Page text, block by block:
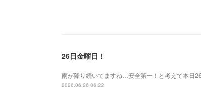
26日金曜日！
雨が降り続いてますね…安全第一！と考えて本日
2026.06.26 06:22